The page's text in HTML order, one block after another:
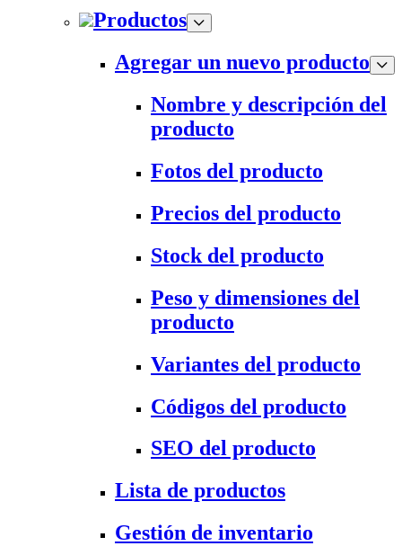
Productos
Agregar un nuevo producto
Nombre y descripción del
producto
Fotos del producto
Precios del producto
Stock del producto
Peso y dimensiones del
producto
Variantes del producto
Códigos del producto
SEO del producto
Lista de productos
Gestión de inventario